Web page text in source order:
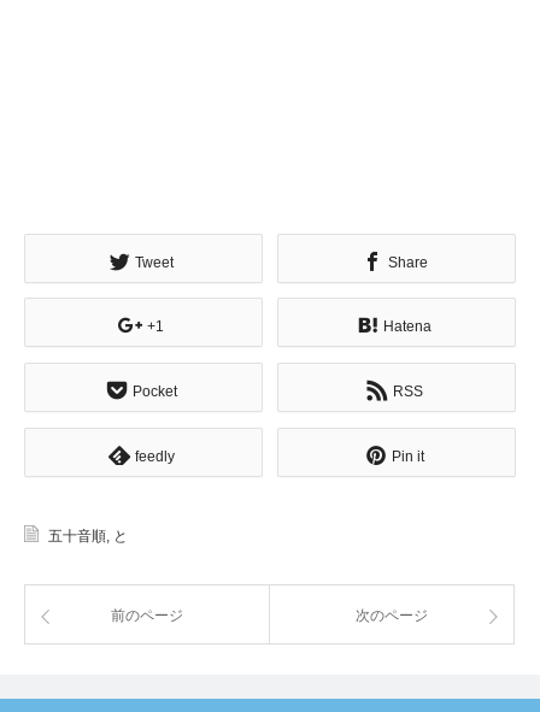
Tweet Share
+1 Hatena
Pocket RSS
feedly Pin it
五十音順, と
前のページ 次のページ